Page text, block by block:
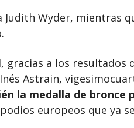
Wyder, mientras
gracias a los resultados
Astrain,
la medalla de bronce
europeos que ya